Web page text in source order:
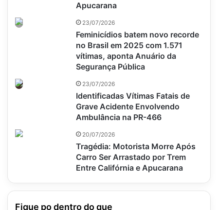
Apucarana
23/07/2026
Feminicídios batem novo recorde
no Brasil em 2025 com 1.571
vítimas, aponta Anuário da
Segurança Pública
23/07/2026
Identificadas Vítimas Fatais de
Grave Acidente Envolvendo
Ambulância na PR-466
20/07/2026
Tragédia: Motorista Morre Após
Carro Ser Arrastado por Trem
Entre Califórnia e Apucarana
Fique po dentro do que